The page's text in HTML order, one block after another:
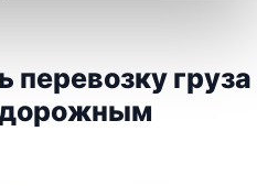
перевозку груза